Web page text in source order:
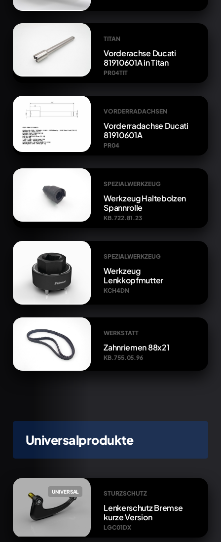
TITAN
Vorderachse Ducati
81910601A in Titan
PR04TIT
VORDERRADACHSEN
Vorderradachse Ducati
81910601A
PR04
SPEZIALWERKZEUG
Werkzeug Haltebolzen
Spannrolle
KB.722.81.23
SPEZIALWERKZEUG
Werkzeug
Lenkkopfmutter
KCH4DN
WERKSTATT
Zahnriemen 88x21
KB.755.05.96
Universalprodukte
UNIVERSAL STURZSCHUTZ
Lenkerschutz Bremse
kurze Version
LGC01DX